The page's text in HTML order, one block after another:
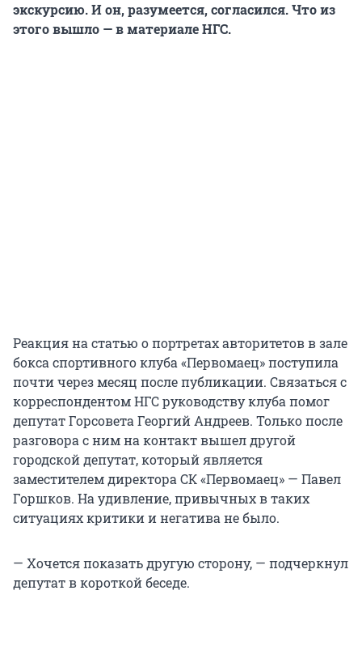
экскурсию. И он, разумеется, согласился. Что из
этого вышло — в материале НГС.
Реакция на статью о портретах авторитетов в зале
бокса спортивного клуба «Первомаец» поступила
почти через месяц после публикации. Связаться с
корреспондентом НГС руководству клуба помог
депутат Горсовета Георгий Андреев. Только после
разговора с ним на контакт вышел другой
городской депутат, который является
заместителем директора СК «Первомаец» — Павел
Горшков. На удивление, привычных в таких
ситуациях критики и негатива не было.
— Хочется показать другую сторону, — подчеркнул
депутат в короткой беседе.